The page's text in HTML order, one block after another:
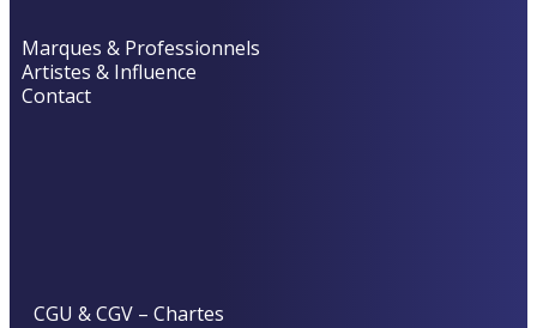
Marques & Professionnels
Artistes & Influence
Contact
CGU & CGV – Chartes